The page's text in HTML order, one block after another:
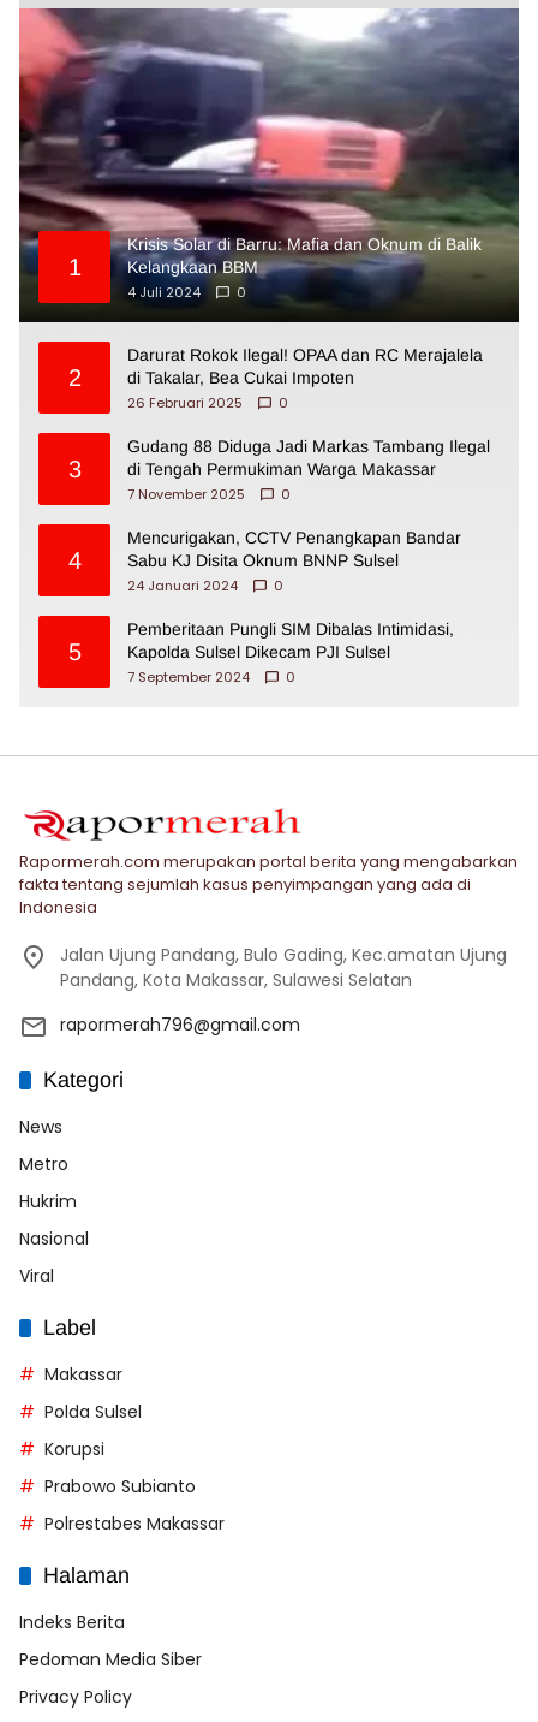
1
Krisis Solar di Barru: Mafia dan Oknum di Balik
Kelangkaan BBM
4 Juli 2024
0
2
Darurat Rokok Ilegal! OPAA dan RC Merajalela
di Takalar, Bea Cukai Impoten
26 Februari 2025
0
3
Gudang 88 Diduga Jadi Markas Tambang Ilegal
di Tengah Permukiman Warga Makassar
7 November 2025
0
4
Mencurigakan, CCTV Penangkapan Bandar
Sabu KJ Disita Oknum BNNP Sulsel
24 Januari 2024
0
5
Pemberitaan Pungli SIM Dibalas Intimidasi,
Kapolda Sulsel Dikecam PJI Sulsel
7 September 2024
0
Rapormerah.com merupakan portal berita yang mengabarkan
fakta tentang sejumlah kasus penyimpangan yang ada di
Indonesia
Jalan Ujung Pandang, Bulo Gading, Kec.amatan Ujung
Pandang, Kota Makassar, Sulawesi Selatan
rapormerah796@gmail.com
Kategori
News
Metro
Hukrim
Nasional
Viral
Label
Makassar
Polda Sulsel
Korupsi
Prabowo Subianto
Polrestabes Makassar
Halaman
Indeks Berita
Pedoman Media Siber
Privacy Policy